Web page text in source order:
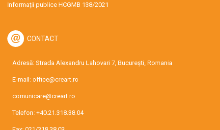
Informații publice HCGMB 138/2021
CONTACT
Adresă: Strada Alexandru Lahovari 7, București, Romania
E-mail: office@creart.ro
comunicare@creart.ro
Telefon: +40.21.318.38.04